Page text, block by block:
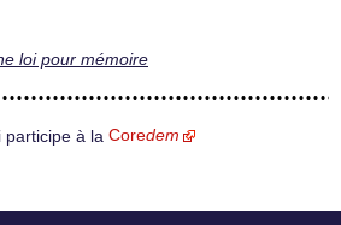
loi pour mémoire
participe à la Coredem